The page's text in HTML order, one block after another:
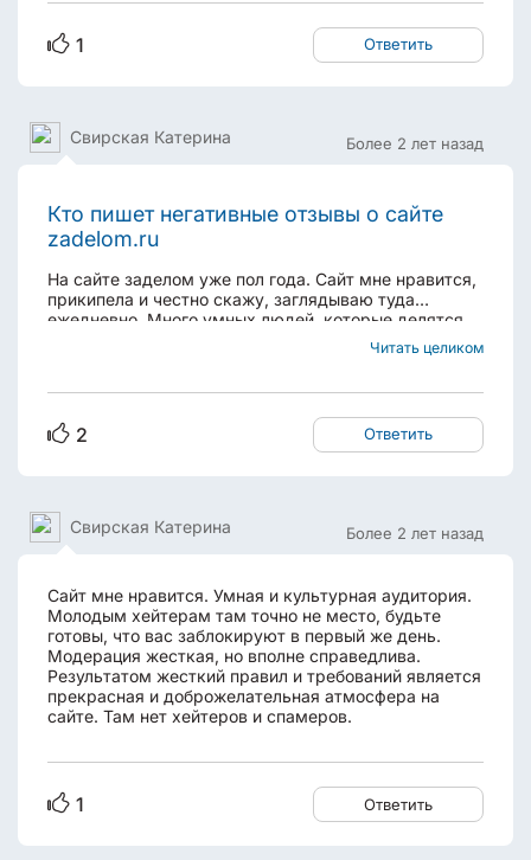
1 Ответить
Более 2 лет назад
Свирская Катерина
Кто пишет негативные отзывы о сайте
zadelom.ru
На сайте заделом уже пол года. Сайт мне нравится,
прикипела и честно скажу, заглядываю туда
ежедневно. Много умных людей, которые делятся
умными мыслями и советами. В сущности, это и
есть деловая социальная сеть по обмену опытом
культурна...
Читать целиком
2 Ответить
Более 2 лет назад
Свирская Катерина
Сайт мне нравится. Умная и культурная аудитория.
Молодым хейтерам там точно не место, будьте
готовы, что вас заблокируют в первый же день.
Модерация жесткая, но вполне справедлива.
Результатом жесткий правил и требований является
прекрасная и доброжелательная атмосфера на
сайте. Там нет хейтеров и спамеров.
1 Ответить